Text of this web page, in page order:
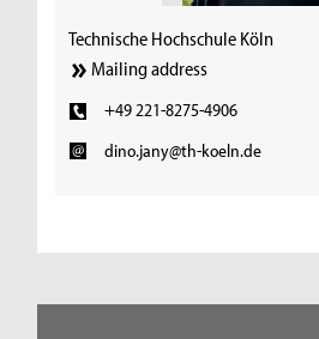
Technische Hochschule Köln
Mailing address
+49 221-8275-4906
dino.jany@th-koeln.de